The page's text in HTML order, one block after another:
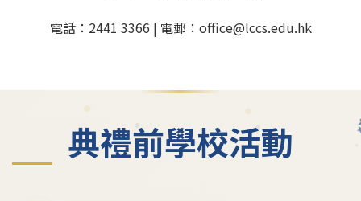
電話：2441 3366 | 電郵：office@lccs.edu.hk
典禮前學校活動